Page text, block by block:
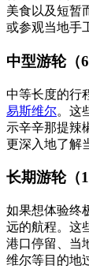
美食以及短暂
或参观当地手
中型游轮（
中等长度的行
易斯维尔。这
示辛辛那提辣
更深入地了解
长期游轮（
如果想体验终
远的航程。这
港口停留、当
维尔等目的地